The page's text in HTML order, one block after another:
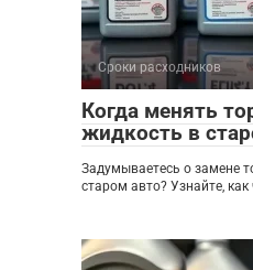
Сроки расходников
Когда менять
жидкость в
Задумываетесь о замене
старом авто? Узнайте, как